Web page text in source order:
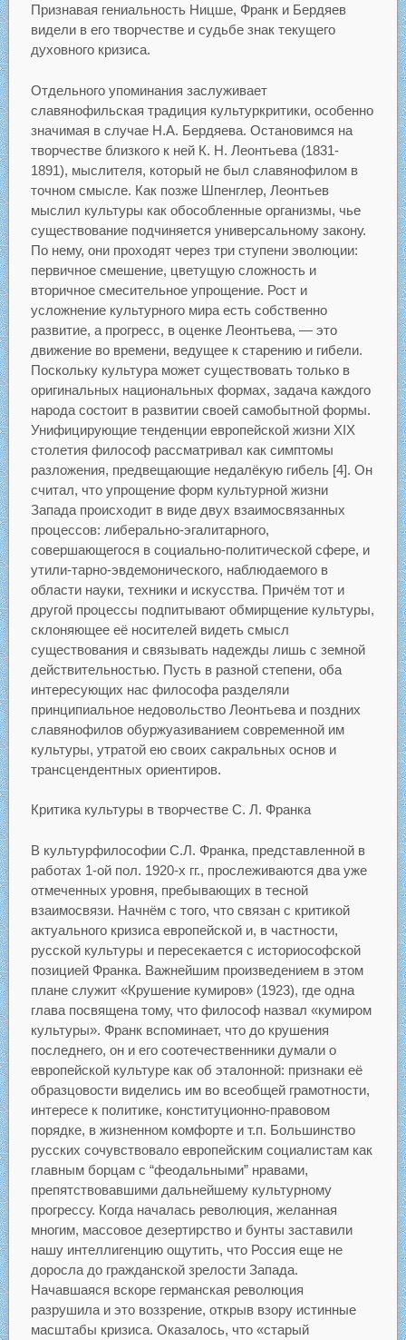
Признавая гениальность Ницше, Франк и Бердяев
видели в его творчестве и судьбе знак текущего
духовного кризиса.
Отдельного упоминания заслуживает
славянофильская традиция культуркритики, особенно
значимая в случае Н.А. Бердяева. Остановимся на
творчестве близкого к ней К. Н. Леонтьева (1831-
1891), мыслителя, который не был славянофилом в
точном смысле. Как позже Шпенглер, Леонтьев
мыслил культуры как обособленные организмы, чье
существование подчиняется универсальному закону.
По нему, они проходят через три ступени эволюции:
первичное смешение, цветущую сложность и
вторичное смесительное упрощение. Рост и
усложнение культурного мира есть собственно
развитие, а прогресс, в оценке Леонтьева, — это
движение во времени, ведущее к старению и гибели.
Поскольку культура может существовать только в
оригинальных национальных формах, задача каждого
народа состоит в развитии своей самобытной формы.
Унифицирующие тенденции европейской жизни XIX
столетия философ рассматривал как симптомы
разложения, предвещающие недалёкую гибель [4]. Он
считал, что упрощение форм культурной жизни
Запада происходит в виде двух взаимосвязанных
процессов: либерально-эгалитарного,
совершающегося в социально-политической сфере, и
утили-тарно-эвдемонического, наблюдаемого в
области науки, техники и искусства. Причём тот и
другой процессы подпитывают обмирщение культуры,
склоняющее её носителей видеть смысл
существования и связывать надежды лишь с земной
действительностью. Пусть в разной степени, оба
интересующих нас философа разделяли
принципиальное недовольство Леонтьева и поздних
славянофилов обуржуазиванием современной им
культуры, утратой ею своих сакральных основ и
трансцендентных ориентиров.
Критика культуры в творчестве С. Л. Франка
В культурфилософии С.Л. Франка, представленной в
работах 1-ой пол. 1920-х гг., прослеживаются два уже
отмеченных уровня, пребывающих в тесной
взаимосвязи. Начнём с того, что связан с критикой
актуального кризиса европейской и, в частности,
русской культуры и пересекается с историософской
позицией Франка. Важнейшим произведением в этом
плане служит «Крушение кумиров» (1923), где одна
глава посвящена тому, что философ назвал «кумиром
культуры». Франк вспоминает, что до крушения
последнего, он и его соотечественники думали о
европейской культуре как об эталонной: признаки её
образцовости виделись им во всеобщей грамотности,
интересе к политике, конституционно-правовом
порядке, в жизненном комфорте и т.п. Большинство
русских сочувствовало европейским социалистам как
главным борцам с “феодальными” нравами,
препятствовавшими дальнейшему культурному
прогрессу. Когда началась революция, желанная
многим, массовое дезертирство и бунты заставили
нашу интеллигенцию ощутить, что Россия еще не
доросла до гражданской зрелости Запада.
Начавшаяся вскоре германская революция
разрушила и это воззрение, открыв взору истинные
масштабы кризиса. Оказалось, что «старый